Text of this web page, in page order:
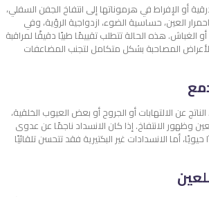
أو الإفراط في هرموناتها إلى انتفاخ الجفن السفلي،
العين، حساسية الضوء، ازدواجية الرؤية، وفي
الغباش. هذه الحالة تتطلب تقييمًا طبيًا دقيقًا لمراقبة
المصاحبة بشكل متكامل لتجنب المضاعفات
عن الالتهابات أو الجروح أو بعض العيوب الخلقية،
وظهور الانتفاخ. إذا كان الانسداد ناجمًا عن عدوى
أما الانسدادات غير البكتيرية فقد تتحسن تلقائيًا